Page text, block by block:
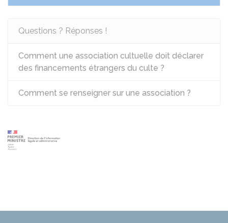
Questions ? Réponses !
Comment une association cultuelle doit déclarer
des financements étrangers du culte ?
Comment se renseigner sur une association ?